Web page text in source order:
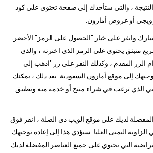
، والتي ستأخذك إلى صفحة تحتوي على كود
أو عروض أمازون.
وانقر على خيار "الحصول على الرمز" الأخضر.
منبثق يحتوي على الرمز الذي اخترته ، والذي
الزر المقدم ، وكذلك النقر على زر "اذهب إلى
إلى موقع أمازون السعودية. بعد ذلك ، يمكنك
الذي ترغب في شراء منتج أو خدمة منه وتطبيق
المفضلة لديك على موقع الويب ذي الصلة ، انقر فوق
اليمنى العليا. سيؤدي هذا إلى إعادة توجيهك
التي تحتوي على جميع العناصر المفضلة لديك